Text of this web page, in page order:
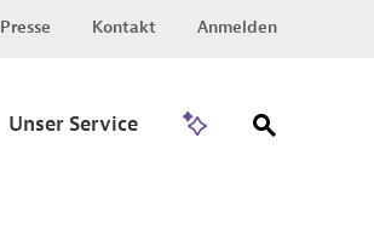
Presse Kontakt Anmelden
Unser Service